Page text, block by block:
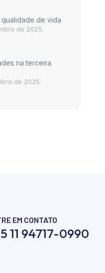
qualidade de vida
de 2025
na terceira
de 2025
EM CONTATO
11 94717-0990